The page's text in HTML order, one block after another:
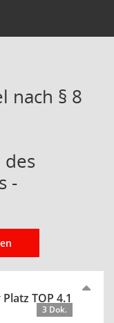
nach § 8
-
TOP 4.1
3 Dok.